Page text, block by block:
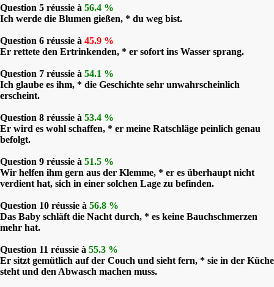
Question 5 réussie à 56.4 %
Ich werde die Blumen gießen, * du weg bist.
Question 6 réussie à 45.9 %
Er rettete den Ertrinkenden, * er sofort ins Wasser sprang.
Question 7 réussie à 54.1 %
Ich glaube es ihm, * die Geschichte sehr unwahrscheinlich
erscheint.
Question 8 réussie à 53.4 %
Er wird es wohl schaffen, * er meine Ratschläge peinlich genau
befolgt.
Question 9 réussie à 51.5 %
Wir helfen ihm gern aus der Klemme, * er es überhaupt nicht
verdient hat, sich in einer solchen Lage zu befinden.
Question 10 réussie à 56.8 %
Das Baby schläft die Nacht durch, * es keine Bauchschmerzen
mehr hat.
Question 11 réussie à 55.3 %
Er sitzt gemütlich auf der Couch und sieht fern, * sie in der Küche
steht und den Abwasch machen muss.